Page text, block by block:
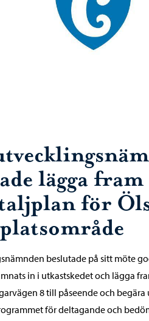
lägga
för
beslutade på sitt möte
in i utkastskedet och lägga
8 till påseende och
för deltagande och